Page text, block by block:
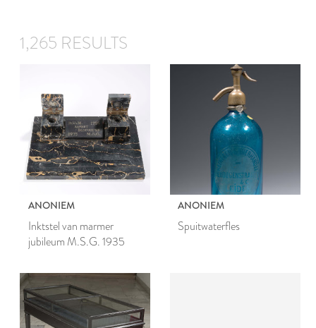
1,265 RESULTS
ANONIEM
Inktstel van marmer
jubileum M.S.G. 1935
ANONIEM
Spuitwaterfles